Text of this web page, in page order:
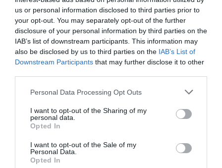
us or personal information disclosed to third parties prior to
your opt-out. You may separately opt-out of the further
disclosure of your personal information by third parties on the
IAB’s list of downstream participants. This information may
also be disclosed by us to third parties on the IAB’s List of
Downstream Participants that may further disclose it to other
Personal Data Processing Opt Outs
I want to opt-out of the Sharing of my
personal data.
Opted In
I want to opt-out of the Sale of my
Personal Data.
Opted In
ΠΑΝΕΛΛΑΔΙΚΕΣ